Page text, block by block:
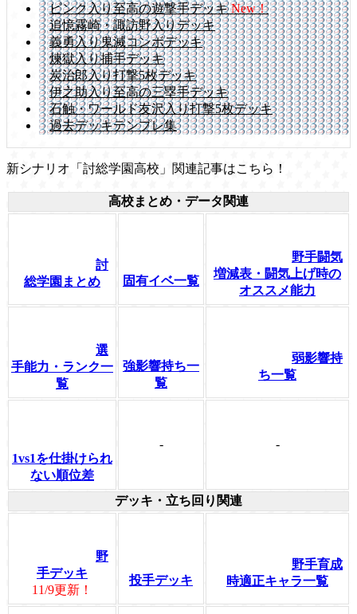
ピンク入り至高の遊撃手デッキNew！
追憶霧崎・諏訪野入りデッキ
義勇入り鬼滅コンボデッキ
煉獄入り捕手デッキ
炭治郎入り打撃5枚デッキ
伊之助入り至高の三塁手デッキ
石触・ワールド友沢入り打撃5枚デッキ
過去デッキテンプレ集
新シナリオ「討総学園高校」関連記事はこちら！
高校まとめ・データ関連
討
総学園まとめ
固有イベ一覧
野手闘気
増減表・闘気上げ時の
オススメ能力
選
手能力・ランク一
覧
強影響持ち一
覧
弱影響持
ち一覧
1vs1を仕掛けられ
ない順位差
- -
デッキ・立ち回り関連
野
手デッキ
11/9更新！
投手デッキ
野手育成
時適正キャラ一覧